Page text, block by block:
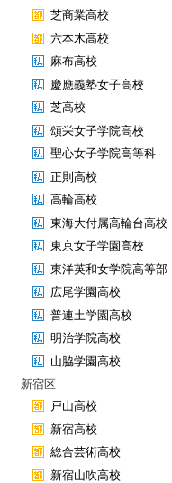
芝商業高校
六本木高校
麻布高校
慶應義塾女子高校
芝高校
頌栄女子学院高校
聖心女子学院高等科
正則高校
高輪高校
東海大付属高輪台高校
東京女子学園高校
東洋英和女学院高等部
広尾学園高校
普連土学園高校
明治学院高校
山脇学園高校
新宿区
戸山高校
新宿高校
総合芸術高校
新宿山吹高校